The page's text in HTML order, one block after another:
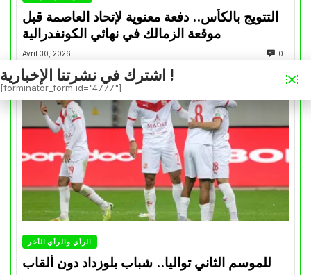
التتويج بالكأس.. دفعة معنوية لإتحاد العاصمة قبل
موقعة الزمالك في نهائي الكونفدرالية
Avril 30, 2026 0
الرأي والرأي الأخر
للموسم الثاني تواليا.. شباب بلوزداد دون ألقاب
اشترك في نشرتنا الإخبارية !
[forminator_form id="4777"]